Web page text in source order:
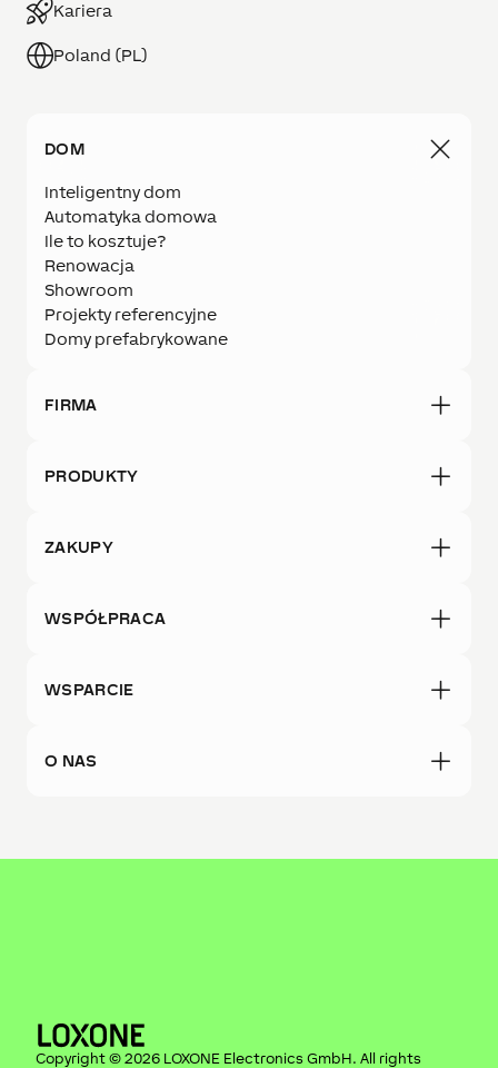
Kariera
Poland (PL)
DOM
Inteligentny dom
Automatyka domowa
Ile to kosztuje?
Renowacja
Showroom
Projekty referencyjne
Domy prefabrykowane
FIRMA
PRODUKTY
ZAKUPY
WSPÓŁPRACA
WSPARCIE
O NAS
Copyright © 2026 LOXONE Electronics GmbH. All rights